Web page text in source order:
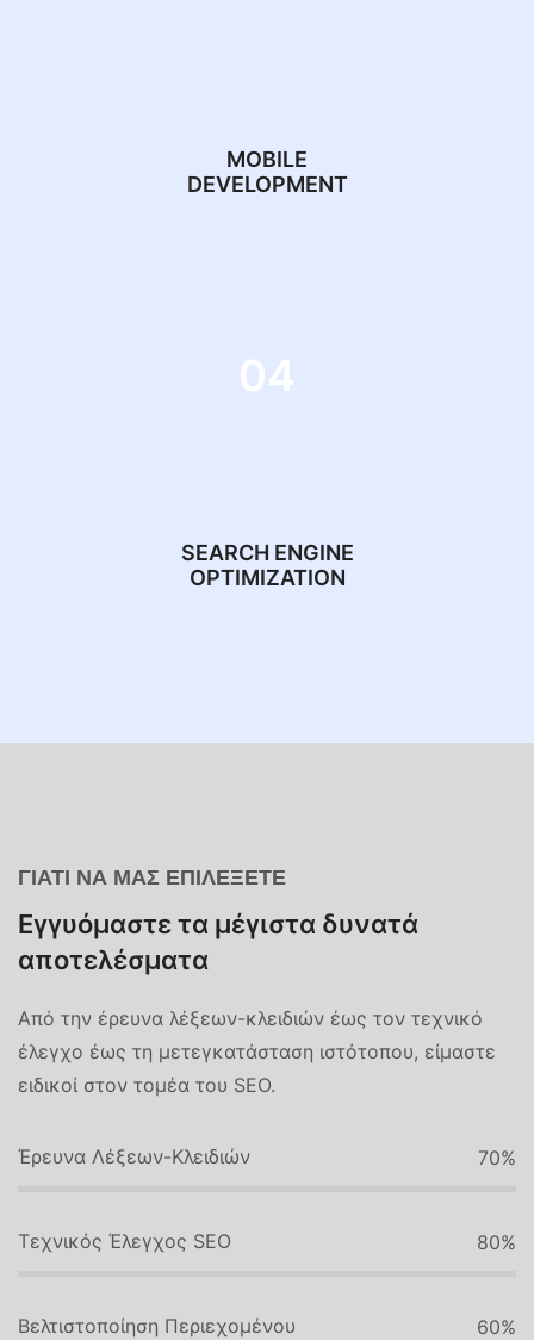
MOBILE
DEVELOPMENT
04
SEARCH ENGINE
OPTIMIZATION
ΓΙΑΤΊ ΝΑ ΜΑΣ ΕΠΙΛΈΞΕΤΕ
Εγγυόμαστε τα μέγιστα δυνατά
αποτελέσματα
Από την έρευνα λέξεων-κλειδιών έως τον τεχνικό
έλεγχο έως τη μετεγκατάσταση ιστότοπου, είμαστε
ειδικοί στον τομέα του SEO.
Έρευνα Λέξεων-Κλειδιών 70%
Τεχνικός Έλεγχος SEO 80%
Βελτιστοποίηση Περιεχομένου 60%